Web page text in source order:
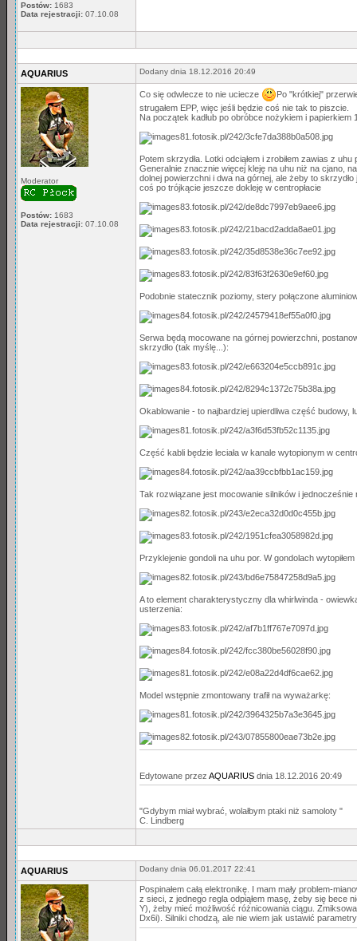
Postów: 1683
Data rejestracji: 07.10.08
AQUARIUS Dodany dnia 18.12.2016 20:49
Moderator
Postów: 1683
Data rejestracji: 07.10.08
Co się odwlecze to nie uciecze
Po "krótkiej"
strugałem EPP, więc jeśli będzie coś nie tak to piszcie.
Na początek kadłub po obróbce nożykiem i papierkiem
Potem skrzydła. Lotki odciąłem i zrobiłem zawias z
Generalnie znacznie więcej kleję na uhu niż na cjano,
dolnej powierzchni i dwa na górnej, ale żeby to
coś po trójkącie jeszcze dokleję w centropłacie
Podobnie statecznik poziomy, stery połączone
Serwa będą mocowane na górnej powierzchni,
skrzydło (tak myślę...):
Okablowanie - to najbardziej upierdliwa część budowy,
Część kabli będzie leciała w kanale wytopionym w
Tak rozwiązane jest mocowanie silników i
Przyklejenie gondoli na uhu por. W gondolach
A to element charakterystyczny dla whirlwinda -
usterzenia:
Model wstępnie zmontowany trafił na wyważarkę:
Edytowane przez AQUARIUS dnia 18.12.2016 20:49
"Gdybym miał wybrać, wolałbym ptaki niż samoloty "
C. Lindberg
AQUARIUS Dodany dnia 06.01.2017 22:41
Pospinałem całą elektronikę. I mam mały problem-
z sieci, z jednego regla odpiąłem masę, żeby się bece
Y), żeby mieć możliwość różnicowania ciągu.
Dx6i). Silniki chodzą, ale nie wiem jak ustawić